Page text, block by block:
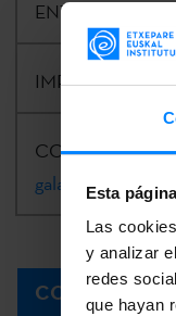
Esta
Las
y analizar
redes
que hayan
ENTIDAD
IMPORTE:
CONTACTO: